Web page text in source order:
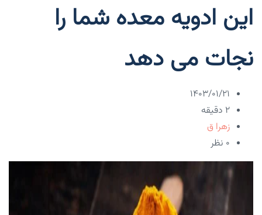
این ادویه معده شما را
نجات می دهد
۱۴۰۳/۰۱/۲۱
2 دقیقه
زهرا ق
۰ نظر